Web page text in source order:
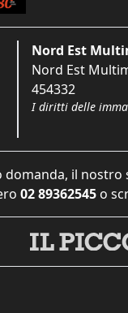
Nord Est
Nord Est
454332
I diritti delle
domanda, il
02 89362545 o